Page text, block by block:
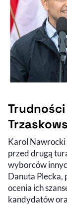
Karol Nawrocki
przed drugą
wyborców
Danuta Plecka,
ocenia ich
kandydatów